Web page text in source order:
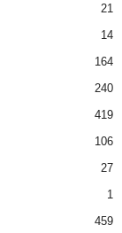
21
14
164
240
419
106
27
1
459